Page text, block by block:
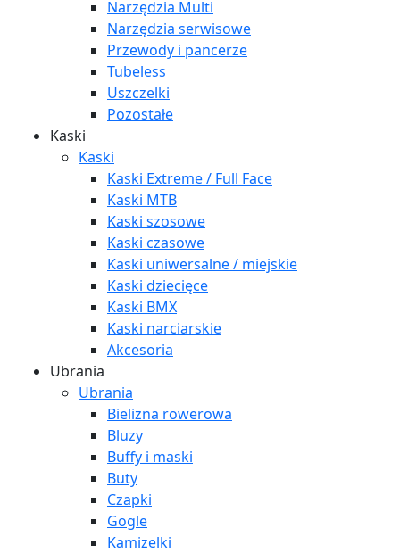
Narzędzia Multi
Narzędzia serwisowe
Przewody i pancerze
Tubeless
Uszczelki
Pozostałe
Kaski
Kaski
Kaski Extreme / Full Face
Kaski MTB
Kaski szosowe
Kaski czasowe
Kaski uniwersalne / miejskie
Kaski dziecięce
Kaski BMX
Kaski narciarskie
Akcesoria
Ubrania
Ubrania
Bielizna rowerowa
Bluzy
Buffy i maski
Buty
Czapki
Gogle
Kamizelki